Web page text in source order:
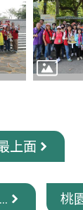
上面
桃